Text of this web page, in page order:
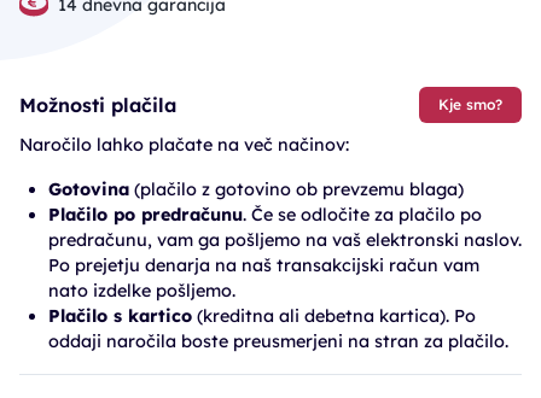
Možnosti plačila Kje smo?
Naročilo lahko plačate na več načinov:
Gotovina (plačilo z gotovino ob prevzemu blaga)
Plačilo po predračunu. Če se odločite za plačilo po
predračunu, vam ga pošljemo na vaš elektronski naslov.
Po prejetju denarja na naš transakcijski račun vam
nato izdelke pošljemo.
Plačilo s kartico (kreditna ali debetna kartica). Po
oddaji naročila boste preusmerjeni na stran za plačilo.